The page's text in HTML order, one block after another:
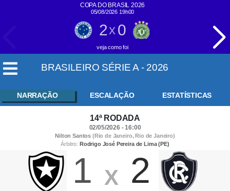
COPA DO BRASIL 2026
05/08/2026 19h00
2x 0
veja como foi
BRASILEIRO SÉRIE A - 2026
NARRAÇÃO ESCALAÇÃO ESTATÍSTICAS
14ª RODADA
02/05/2026 - 16:00
Nilton Santos (Rio de Janeiro, Rio de Janeiro)
Árbitro: Rodrigo José Pereira de Lima (PE)
1 X 2